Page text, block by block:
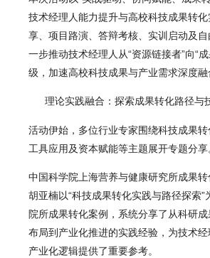
技术经理人能力提升与高校科技成果转
享、项目路演、答辩考核、实训启动及
一步推动技术经理人从“资源链接者”向“
级，加速高校科技成果与产业需求深度融
理论实践融合： 探索成果转化路径与
活动伊始，多位行业专家围绕科技成果
工具应用及资本赋能等主题展开专题分享
中国科学院上海营养与健康研究所成果
胡亚楠以“科技成果转化实践与路径探索”
院所成果转化案例，系统分享了从科研
布局到产业化推进的实践经验，为技术
产业化逻辑提供了重要参考。